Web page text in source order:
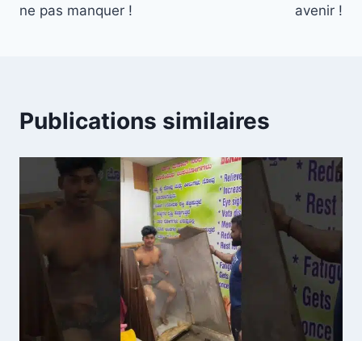
ne pas manquer !
avenir !
Publications similaires